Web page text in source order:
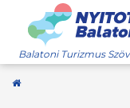
Balatoni Turizmus
Kezdőoldal